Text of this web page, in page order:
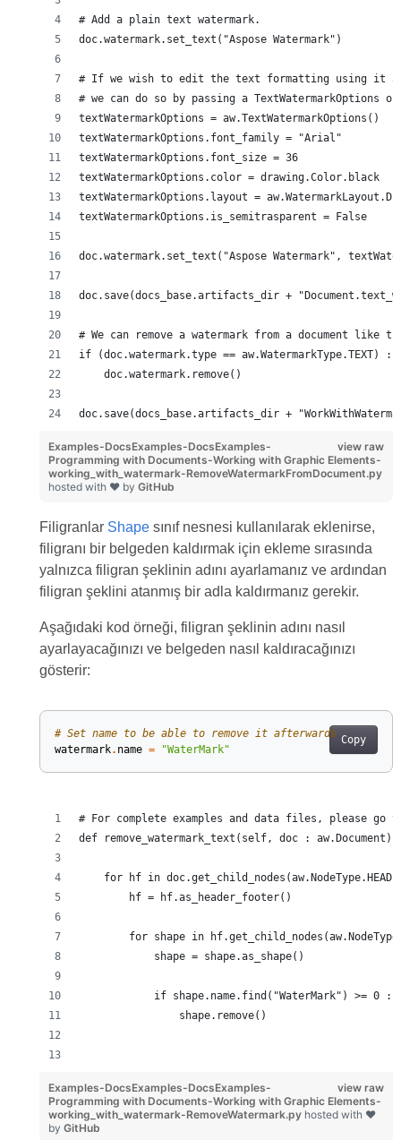
# Add a plain text watermark.
doc.watermark.set_text("Aspose Watermark")
# If we wish to edit the text formatting using it as
# we can do so by passing a TextWatermarkOptions
textWatermarkOptions = aw.TextWatermarkOptions()
textWatermarkOptions.font_family = "Arial"
textWatermarkOptions.font_size = 36
textWatermarkOptions.color = drawing.Color.black
textWatermarkOptions.layout =
textWatermarkOptions.is_semitrasparent = False
doc.watermark.set_text("Aspose Watermark",
doc.save(docs_base.artifacts_dir +
# We can remove a watermark from a document like
if (doc.watermark.type == aw.WatermarkType.TEXT) :
    doc.watermark.remove()
doc.save(docs_base.artifacts_dir +
view raw
Examples-DocsExamples-DocsExamples-
Programming with Documents-Working with Graphic Elements-
working_with_watermark-RemoveWatermarkFromDocument.py
hosted with ❤ by GitHub
Filigranlar Shapesınıf nesnesi kullanılarak eklenirse,
filigranı bir belgeden kaldırmak için ekleme sırasında
yalnızca filigran şeklinin adını ayarlamanız ve ardından
filigran şeklini atanmış bir adla kaldırmanız gerekir.
Aşağıdaki kod örneği, filigran şeklinin adını nasıl
ayarlayacağınızı ve belgeden nasıl kaldıracağınızı
gösterir:
Copy
# Set name to be able to remove it afterwards
watermark. name = "WaterMark"
# For complete examples and data files, please go
def remove_watermark_text(self, doc : aw.Document)
for hf in
        hf = hf.as_header_footer()
for shape in
            shape = shape.as_shape()
            if shape.name.find("WaterMark") >= 0 :
                shape.remove()
view raw
Examples-DocsExamples-DocsExamples-
Programming with Documents-Working with Graphic Elements-
working_with_watermark-RemoveWatermark.py hosted with ❤
by GitHub